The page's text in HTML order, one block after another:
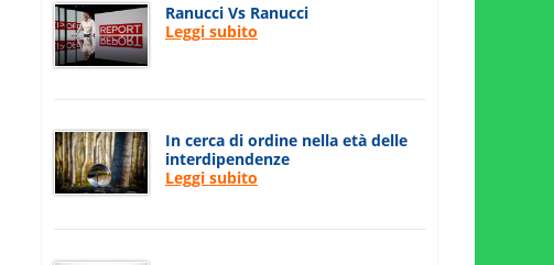
Ranucci Vs Ranucci
Leggi subito
In cerca di ordine nella età delle
interdipendenze
Leggi subito